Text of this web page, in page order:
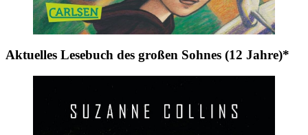
Aktuelles Lesebuch des großen Sohnes (12 Jahre)*